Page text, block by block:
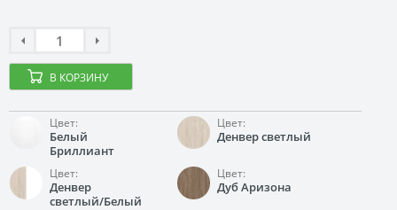
В КОРЗИНУ
Цвет:
Белый
Бриллиант
Цвет:
Денвер светлый
Цвет:
Денвер
светлый/Белый
Цвет:
Дуб Аризона